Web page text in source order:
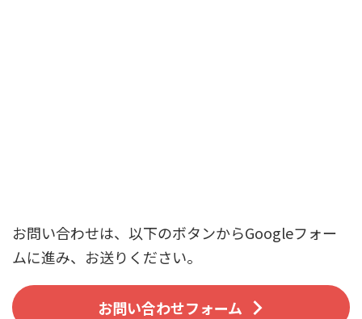
お問い合わせは、以下のボタンからGoogleフォー
ムに進み、お送りください。
お問い合わせフォーム